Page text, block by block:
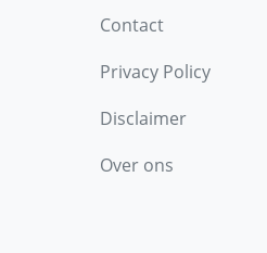
Contact
Privacy Policy
Disclaimer
Over ons